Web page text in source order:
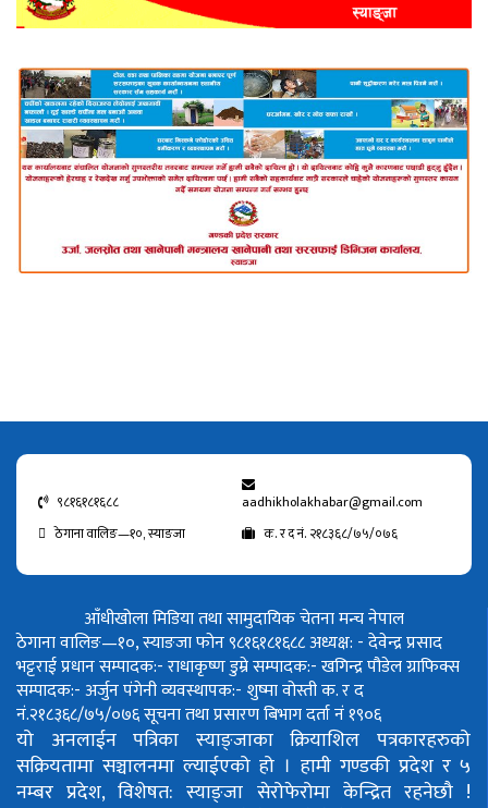
९८१६१८१६८८
aadhikholakhabar@gmail.com
ठेगाना वालिङ—१०, स्याङजा
क. र द नं. २१८३६८/७५/०७६
आँधीखोला मिडिया तथा सामुदायिक चेतना मन्च नेपाल
ठेगाना वालिङ—१०, स्याङजा फोन ९८१६१८१६८८अध्यक्ष: - देवेन्द्र प्रसाद
भट्टराईप्रधान सम्पादक:- राधाकृष्ण डुम्रेसम्पादक:- खगिन्द्र पौडेलग्राफिक्स
सम्पादक:- अर्जुन पंगेनीव्यवस्थापक:- शुष्मा वोस्तीक. र द
नं.२१८३६८/७५/०७६सूचना तथा प्रसारण बिभाग दर्ता नं १९०६
यो अनलाईन पत्रिका स्याङ्जाका क्रियाशिल पत्रकारहरुको
सक्रियतामा सञ्चालनमा ल्याईएको हो । हामी गण्डकी प्रदेश र ५
नम्बर प्रदेश, विशेषत: स्याङ्जा सेरोफेरोमा केन्द्रित रहनेछौ !